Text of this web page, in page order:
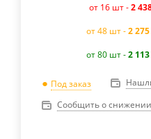
от 16 шт -2
от 48 шт -2
от 80 шт -2
Под заказ
Сообщить о